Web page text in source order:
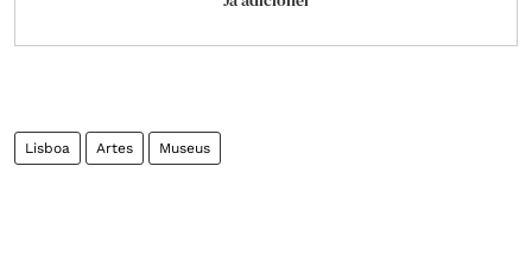
Lisboa Artes Museus